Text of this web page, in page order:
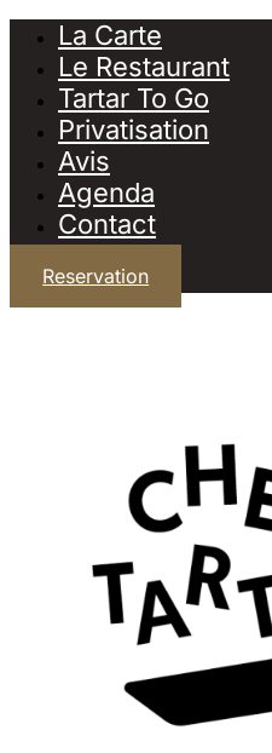
La Carte
Le Restaurant
Tartar To Go
Privatisation
Avis
Agenda
Contact
Reservation